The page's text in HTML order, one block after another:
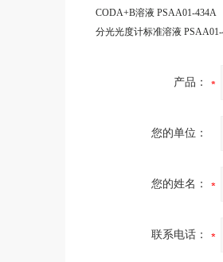
CODA+B溶液 PSAA01-434A
分光光度计标准溶液
产品：
您的单位：
您的姓名：
联系电话：